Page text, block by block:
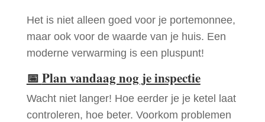
Het is niet alleen goed voor je portemonnee,
maar ook voor de waarde van je huis. Een
moderne verwarming is een pluspunt!
📅 Plan vandaag nog je inspectie
Wacht niet langer! Hoe eerder je je ketel laat
controleren, hoe beter. Voorkom problemen